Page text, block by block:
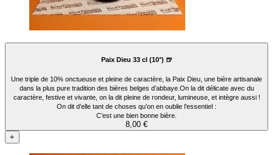
Paix Dieu 33 cl (10°) 🍺
Une triple de 10% onctueuse et pleine de caractère, la Paix Dieu, une bière artisanale
dans la plus pure tradition des bières belges d’abbaye.On la dit délicate avec du
caractère, festive et vivante, on la dit pleine de rondeur, lumineuse, et intègre aussi !
On dit d’elle tant de choses qu’on en oublie l’essentiel :
C’est une bien bonne bière.
8,00 €
+